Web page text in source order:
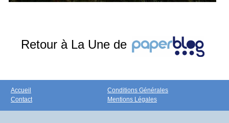
Retour à La Une de
Accueil
Contact
Conditions Générales
Mentions Légales